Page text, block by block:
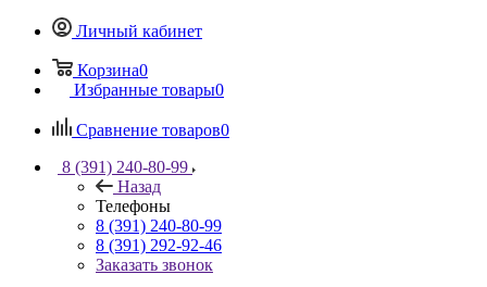
Личный кабинет
Корзина0
Избранные товары0
Сравнение товаров0
8 (391) 240-80-99
Назад
Телефоны
8 (391) 240-80-99
8 (391) 292-92-46
Заказать звонок